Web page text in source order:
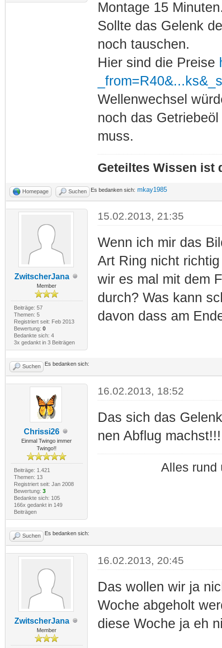
Montage 15
Sollte das Gelenk
noch tauschen.
Hier sind die Preise
Wellenwechsel
noch das
muss.
Geteiltes Wissen ist
Homepage Suchen Es bedanken sich: mkay1985
ZwitscherJana
Member
Beiträge: 57
Themen: 5
Registriert seit: Feb 2013
Bewertung: 0
Bedankte sich: 4
3x gedankt in 3 Beiträgen
15.02.2013, 21:35
Wenn ich mir das
Art Ring nicht
wir es mal mit dem
durch? Was kann
davon dass am
Suchen Es bedanken sich:
Chrissi26
Einmal Twingo immer
Twingo!!
Beiträge: 1.421
Themen: 13
Registriert seit: Jan 2008
Bewertung: 3
Bedankte sich: 105
166x gedankt in 149
Beiträgen
16.02.2013, 18:52
Das sich das
nen Abflug
Alles
Suchen Es bedanken sich:
ZwitscherJana
Member
16.02.2013, 20:45
Das wollen wir ja
Woche abgeholt
diese Woche ja eh